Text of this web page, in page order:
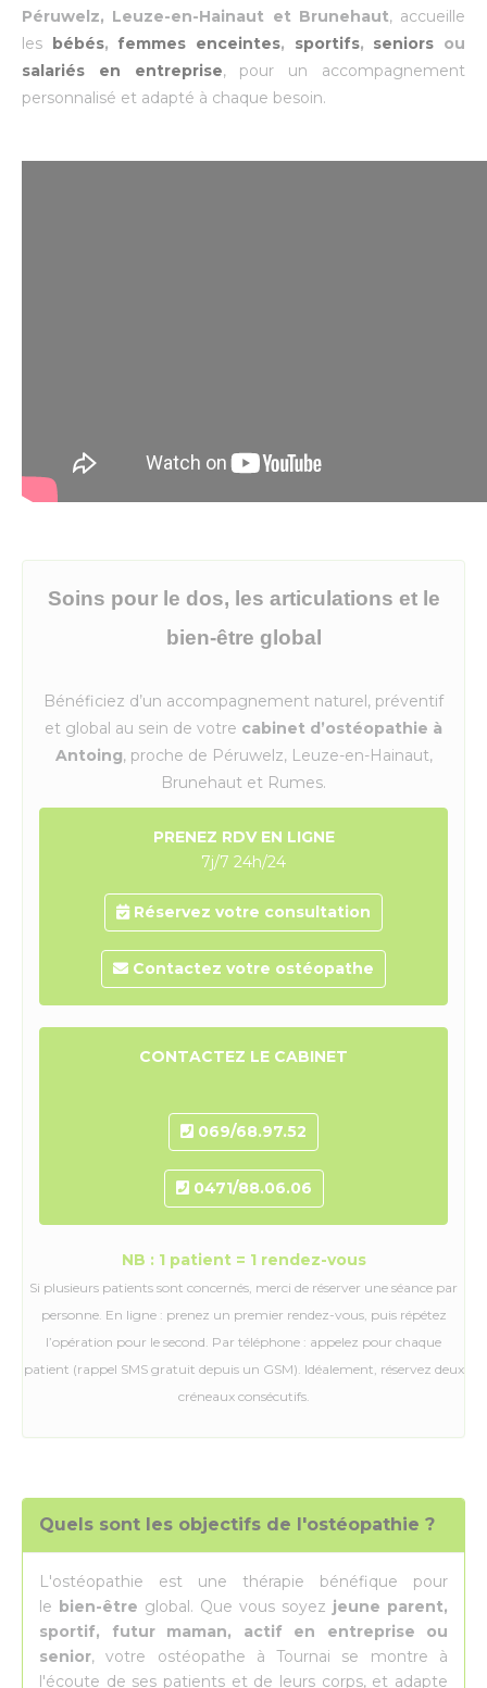
Péruwelz, Leuze-en-Hainaut et Brunehaut, accueille
les bébés, femmes enceintes, sportifs, seniors ou
salariés en entreprise, pour un accompagnement
personnalisé et adapté à chaque besoin.
Soins pour le dos, les articulations et le
bien-être global
Bénéficiez d’un accompagnement naturel, préventif
et global au sein de votre cabinet d’ostéopathie à
Antoing, proche de Péruwelz, Leuze-en-Hainaut,
Brunehaut et Rumes.
PRENEZ RDV EN LIGNE
7j/7 24h/24
Réservez votre consultation
Contactez votre ostéopathe
CONTACTEZ LE CABINET
069/68.97.52
0471/88.06.06
NB : 1 patient = 1 rendez-vous
Si plusieurs patients sont concernés, merci de réserver une séance par
personne. En ligne : prenez un premier rendez-vous, puis répétez
l’opération pour le second. Par téléphone : appelez pour chaque
patient (rappel SMS gratuit depuis un GSM). Idéalement, réservez deux
créneaux consécutifs.
Quels sont les objectifs de l'ostéopathie ?
L'ostéopathie est une thérapie bénéfique pour
le bien-être global. Que vous soyez jeune parent,
sportif, futur maman, actif en entreprise ou
senior, votre ostéopathe à Tournai se montre à
l'écoute de ses patients et de leurs corps, et adapte